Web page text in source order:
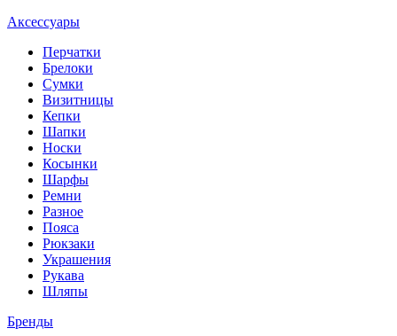
Аксессуары
Перчатки
Брелоки
Сумки
Визитницы
Кепки
Шапки
Носки
Косынки
Шарфы
Ремни
Разное
Пояса
Рюкзаки
Украшения
Рукава
Шляпы
Бренды